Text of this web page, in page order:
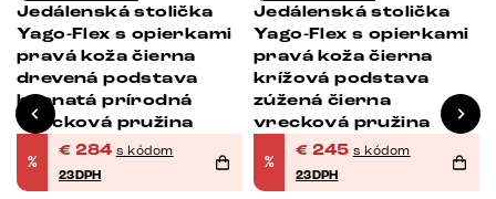
Jedálenská stolička
Yago-Flex s opierkami
pravá koža čierna
drevená podstava
hranatá prírodná
vrecková pružina
%
€ 284 s kódom
23DPH
Jedálenská stolička
Yago-Flex s opierkami
pravá koža čierna
krížová podstava
zúžená čierna
vrecková pružina
%
€ 245 s kódom
23DPH